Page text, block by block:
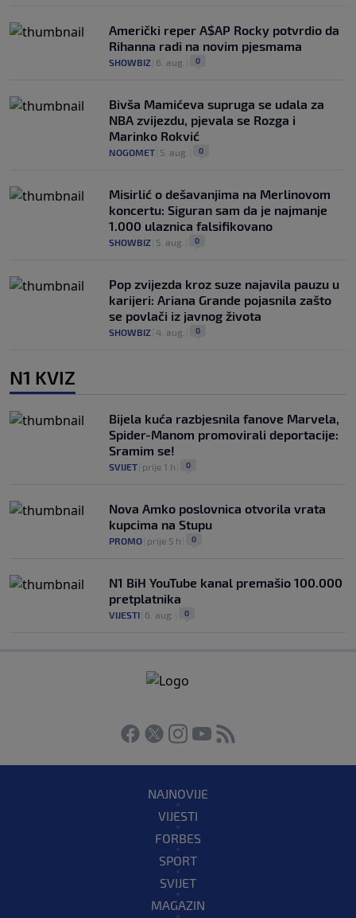
Američki reper A$AP Rocky potvrdio da
Rihanna radi na novim pjesmama
SHOWBIZ 6. aug. 0
Bivša Mamićeva supruga se udala za
NBA zvijezdu, pjevala se Rozga i
Marinko Rokvić
NOGOMET 5. aug. 0
Misirlić o dešavanjima na Merlinovom
koncertu: Siguran sam da je najmanje
1.000 ulaznica falsifikovano
SHOWBIZ 5. aug. 0
Pop zvijezda kroz suze najavila pauzu u
karijeri: Ariana Grande pojasnila zašto
se povlači iz javnog života
SHOWBIZ 4. aug. 0
N1 KVIZ
Bijela kuća razbjesnila fanove Marvela,
Spider-Manom promovirali deportacije:
Sramim se!
SVIJET prije 1 h 0
Nova Amko poslovnica otvorila vrata
kupcima na Stupu
PROMO prije 5 h 0
N1 BiH YouTube kanal premašio 100.000
pretplatnika
VIJESTI 6. aug. 0
NAJNOVIJE
VIJESTI
FORBES
SPORT
SVIJET
MAGAZIN